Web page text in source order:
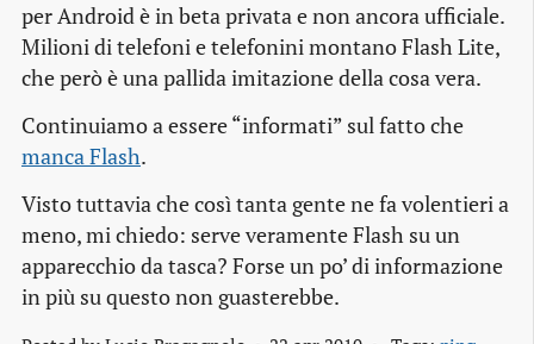
per Android è in beta privata e non ancora ufficiale.
Milioni di telefoni e telefonini montano Flash Lite,
che però è una pallida imitazione della cosa vera.
Continuiamo a essere “informati” sul fatto che
manca Flash.
Visto tuttavia che così tanta gente ne fa volentieri a
meno, mi chiedo: serveveramenteFlash su un
apparecchio da tasca? Forse un po’ di informazione
in più su questo non guasterebbe.